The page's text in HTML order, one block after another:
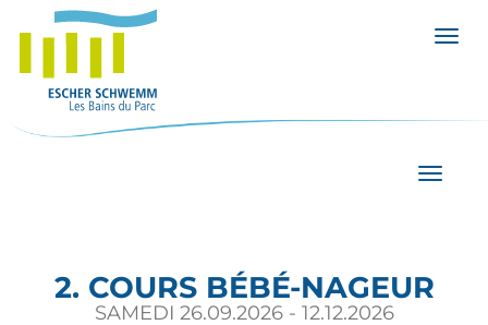
2. COURS BÉBÉ-NAGEUR
SAMEDI 26.09.2026 - 12.12.2026